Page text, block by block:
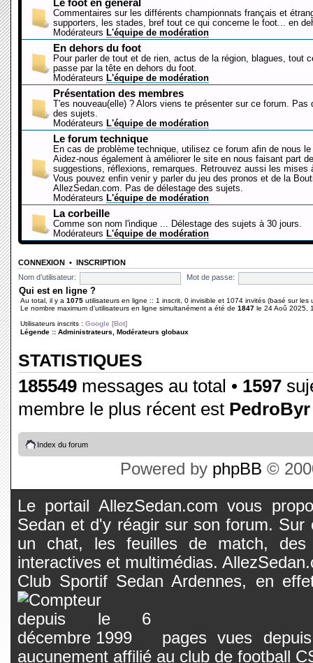
Commentaires sur les différents championnats français et
supporters, les stades, bref tout ce qui concerne le foot... en
Modérateurs L'équipe de modération
En dehors du foot
Pour parler de tout et de rien, actus de la région, blagues, tout
passe par la tête en dehors du foot.
Modérateurs L'équipe de modération
Présentation des membres
T'es nouveau(elle) ? Alors viens te présenter sur ce forum. Pas
des sujets.
Modérateurs L'équipe de modération
Le forum technique
En cas de problème technique, utilisez ce forum afin de nous le
Aidez-nous également à améliorer le site en nous faisant part
suggestions, réflexions, remarques. Retrouvez aussi les mises
Vous pouvez enfin venir y parler du jeu des pronos et de la
AllezSedan.com. Pas de délestage des sujets.
Modérateurs L'équipe de modération
La corbeille
Comme son nom l'indique ... Délestage des sujets à 30 jours.
Modérateurs L'équipe de modération
CONNEXION • INSCRIPTION
Nom d’utilisateur:
Mot de passe:
Qui est en ligne ?
Au total, il y a 1075 utilisateurs en ligne :: 1 inscrit, 0 invisible et 1074 invités (basé sur les
Le nombre maximum d’utilisateurs en ligne simultanément a été de 1847 le 24 Aoû 2025,
Utilisateurs inscrits : Google [Bot]
Légende :: Administrateurs Modérateurs globaux
STATISTIQUES
185549 messages au total • 1597
membre le plus récent est PedroByr
Index du forum
Powered by phpBB ©
Le portail AllezSedan.com vous
Sedan et d'y réagir sur son forum.
un chat, les feuilles de match, des
interactives et multimédias.
Club Sportif Sedan Ardennes, en
pages vues
aucunement affilié au club de football